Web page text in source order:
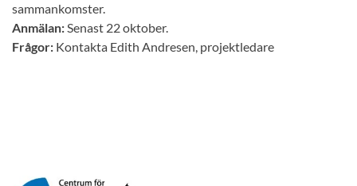
sammankomster.
Anmälan:Senast 22 oktober.
Frågor: Kontakta Edith Andresen, projektledare